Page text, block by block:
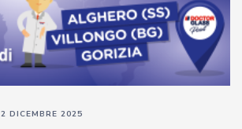
2 DICEMBRE 2025